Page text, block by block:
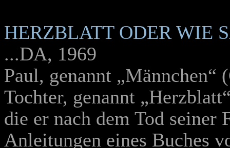
HERZBLATT ODER WIE
...DA, 1969
Paul, genannt
Tochter, genannt
die er nach dem Tod seiner
Anleitungen eines Buches